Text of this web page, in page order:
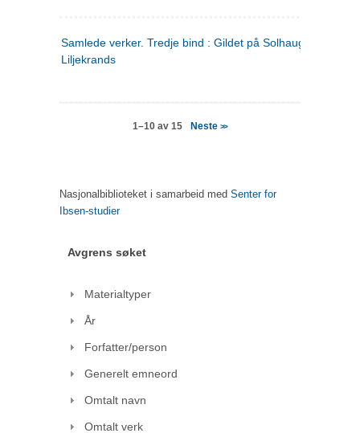
Samlede verker. Tredje bind : Gildet på Solhaug ; Olaf
Liljekrands
1–10 av 15 Neste>>
Nasjonalbiblioteket i samarbeid med Senter for
Ibsen-studier
Avgrens søket
Materialtyper
År
Forfatter/person
Generelt emneord
Omtalt navn
Omtalt verk